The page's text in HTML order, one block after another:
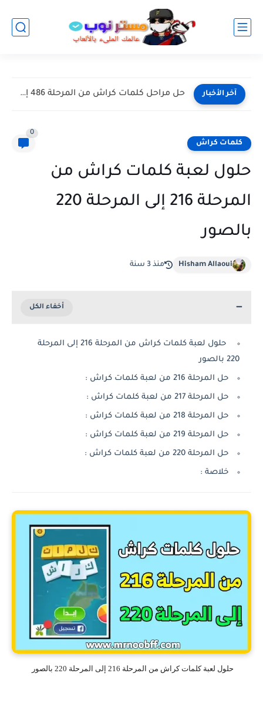
آخر الأخبار حلول كلمات كراش من المرحلة 481 إلى المرحلة 485 kalimat...
كلمات كراش
0
حلول لعبة كلمات كراش من
المرحلة 216 إلى المرحلة 220
بالصور
Hisham Allaoui منذ 3 سنة
حلول لعبة كلمات كراش من المرحلة 216 إلى المرحلة
220 بالصور
حل المرحلة 216 من لعبة كلمات كراش :
حل المرحلة 217 من لعبة كلمات كراش :
حل المرحلة 218 من لعبة كلمات كراش :
حل المرحلة 219 من لعبة كلمات كراش :
حل المرحلة 220 من لعبة كلمات كراش :
خلاصة :
حلول لعبة كلمات كراش من المرحلة 216 إلى المرحلة 220 بالصور